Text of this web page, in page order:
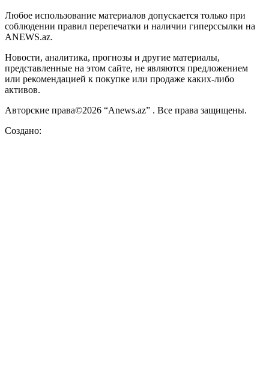
Любое использование материалов допускается только при
соблюдении правил перепечатки и наличии гиперссылки на
ANEWS.az.
Новости, аналитика, прогнозы и другие материалы,
представленные на этом сайте, не являются предложением
или рекомендацией к покупке или продаже каких-либо
активов.
Авторские права©2026 “Anews.az” . Все права защищены.
Создано: